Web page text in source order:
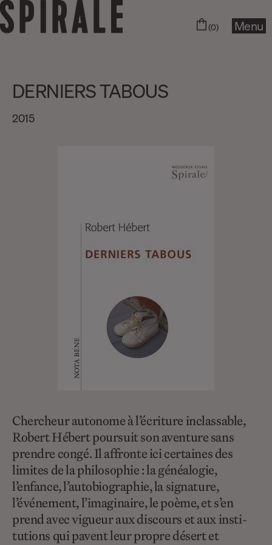
(0) Menu
DERNIERS TABOUS
2015
Chercheur autonome à l’écriture inclassable,
Robert Hébert poursuit son aventure sans
prendre congé. Il affronte ici certaines des
limites de la philosophie : la généalogie,
l’enfance, l’autobiographie, la signature,
l’événement, l’imaginaire, le poème, et s’en
prend avec vigueur aux discours et aux insti­
tutions qui pavent leur propre désert et